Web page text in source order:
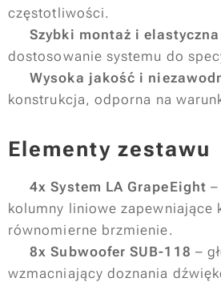
częstotliwości.
✅Szybki montaż i
dostosowanie systemu do
✅Wysoka jakość i
konstrukcja, odporna na
Elementy zestawu
🔊4x System LA GrapeEight
kolumny liniowe zapewniające
równomierne brzmienie.
🔊8x Subwoofer SUB-118 –
wzmacniający doznania